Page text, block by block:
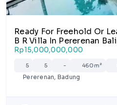
Ready For Freehold Or
B R Villa In Pererenan Bali
Rp15,000,000,000
5 5 - 460m²
Pererenan, Badung